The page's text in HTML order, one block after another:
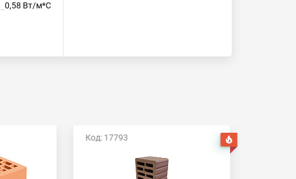
0,58 Вт/м*С
Код: 17793